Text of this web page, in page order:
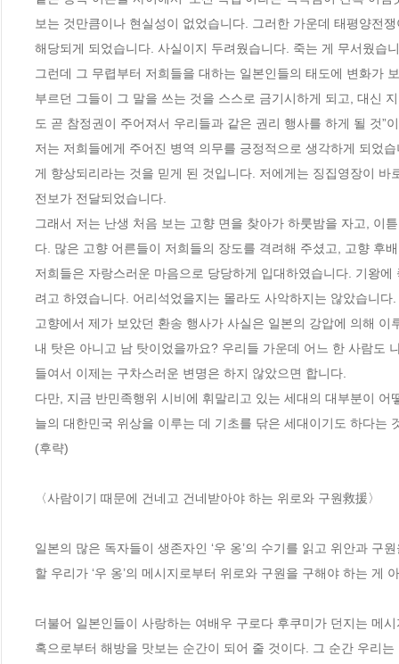
보는 것만큼이나 현실성이 없었습니다. 그러한 가운데 태평양전
해당되게 되었습니다. 사실이지 두려웠습니다. 죽는 게 무서웠습
그런데 그 무렵부터 저희들을 대하는 일본인들의 태도에 변화가
부르던 그들이 그 말을 쓰는 것을 스스로 금기시하게 되고, 대신
도 곧 참정권이 주어져서 우리들과 같은 권리 행사를 하게 될 것”
저는 저희들에게 주어진 병역 의무를 긍정적으로 생각하게 되었
게 향상되리라는 것을 믿게 된 것입니다. 저에게는 징집영장이
전보가 전달되었습니다.
그래서 저는 난생 처음 보는 고향 면을 찾아가 하룻밤을 자고, 이
다. 많은 고향 어른들이 저희들의 장도를 격려해 주셨고, 고향 후
저희들은 자랑스러운 마음으로 당당하게 입대하였습니다. 기왕
려고 하였습니다. 어리석었을지는 몰라도 사악하지는 않았습니
고향에서 제가 보았던 환송 행사가 사실은 일본의 강압에 의해
내 탓은 아니고 남 탓이었을까요? 우리들 가운데 어느 한 사람도
들여서 이제는 구차스러운 변명은 하지 않았으면 합니다.
다만, 지금 반민족행위 시비에 휘말리고 있는 세대의 대부분이
늘의 대한민국 위상을 이루는 데 기초를 닦은 세대이기도 하다는
(후략)
〈사람이기 때문에 건네고 건네받아야 하는 위로와 구원救援〉
일본의 많은 독자들이 생존자인 ‘우 옹’의 수기를 읽고 위안과
할 우리가 ‘우 옹’의 메시지로부터 위로와 구원을 구해야 하는 게
더불어 일본인들이 사랑하는 여배우 구로다 후쿠미가 던지는 메
혹으로부터 해방을 맛보는 순간이 되어 줄 것이다. 그 순간 우리